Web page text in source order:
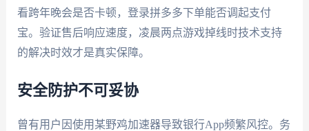
看跨年晚会是否卡顿，登录拼多多下单能否调起支付
宝。验证售后响应速度，凌晨两点游戏掉线时技术支持
的解决时效才是真实保障。
安全防护不可妥协
曾有用户因使用某野鸡加速器导致银行App频繁风控。务